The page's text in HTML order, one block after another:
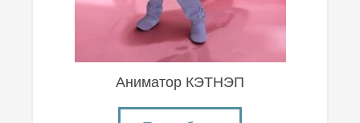
Аниматор КЭТНЭП